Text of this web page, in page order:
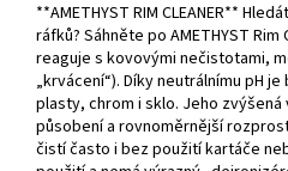
**AMETHYST RIM CLEANER**
ráfků? Sáhněte po AMETHYST
reaguje s kovovými nečistotami,
„krvácení“). Díky neutrálnímu pH
plasty, chrom i sklo. Jeho
působení a rovnoměrnější
čistí často i bez použití kartáče